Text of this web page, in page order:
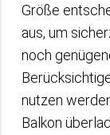
Größe
aus, um
noch
nutzen
Balkon